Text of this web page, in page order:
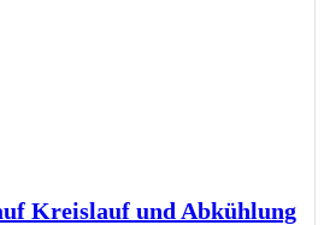
Kreislauf und Abkühlung